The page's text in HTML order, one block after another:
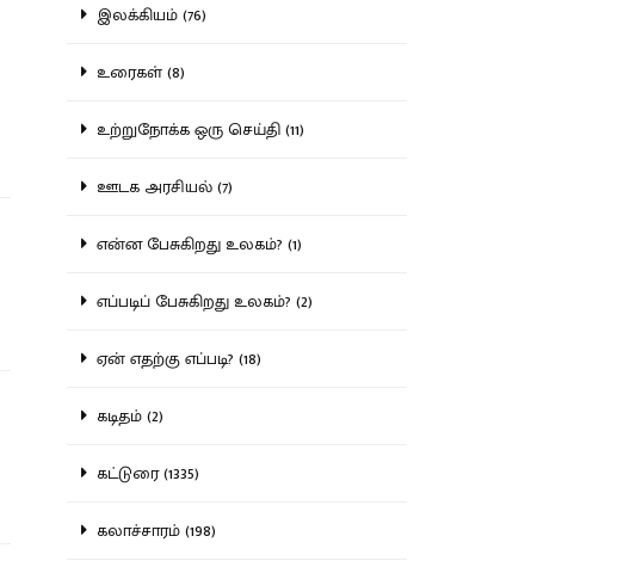
இலக்கியம் (76)
உரைகள் (8)
உற்றுநோக்க ஒரு செய்தி (11)
ஊடக அரசியல் (7)
என்ன பேசுகிறது உலகம்? (1)
எப்படிப் பேசுகிறது உலகம்? (2)
ஏன் எதற்கு எப்படி? (18)
கடிதம் (2)
கட்டுரை (1335)
கலாச்சாரம் (198)